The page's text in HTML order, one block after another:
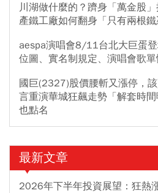
川湖做什麼的？躋身「萬金股
產鐵工廠如何翻身「只有兩根
aespa演唱會8/11台北大巨蛋
位圖、實名制規定、演唱會歌
國巨(2327)股價腰斬又漲停，
言重演華城狂飆走勢「解套時
也點名
最新文章
2026年下半年投資展望：狂熱